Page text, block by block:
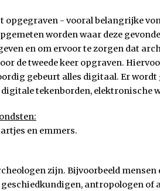
opgegraven - vooral belangrijke
worden waar deze
en om ervoor te zorgen dat
de tweede keer opgraven.
gebeurt alles digitaal. Er
tekenborden, elektronische
en emmers.
zijn. Bijvoorbeeld mensen
antropologen of